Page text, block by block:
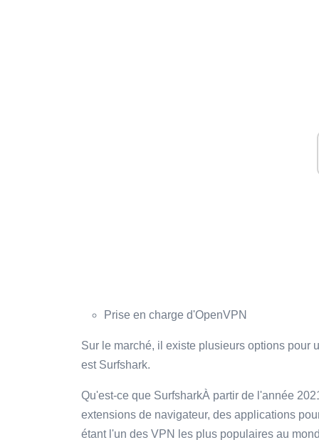
Prise en charge d'OpenVPN
Sur le marché, il existe plusieurs options pour
est Surfshark.
Qu'est-ce que SurfsharkÀ partir de l'année
extensions de navigateur, des applications
étant l'un des VPN les plus populaires au